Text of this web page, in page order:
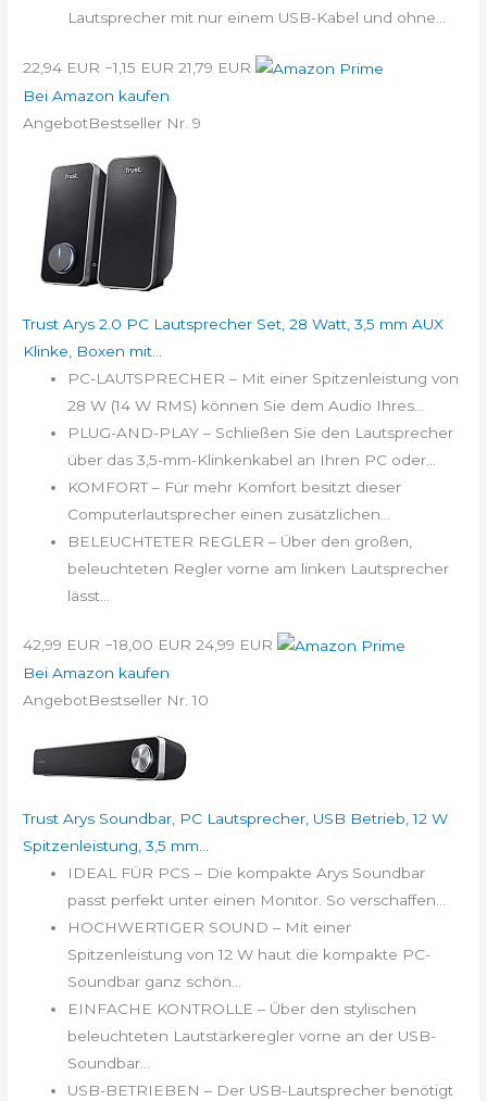
Lautsprecher mit nur einem USB-Kabel und ohne...
22,94 EUR −1,15 EUR 21,79 EUR
Bei Amazon kaufen
AngebotBestseller Nr. 9
Trust Arys 2.0 PC Lautsprecher Set, 28 Watt, 3,5 mm AUX
Klinke, Boxen mit...
PC-LAUTSPRECHER – Mit einer Spitzenleistung von
28 W (14 W RMS) können Sie dem Audio Ihres...
PLUG-AND-PLAY – Schließen Sie den Lautsprecher
über das 3,5-mm-Klinkenkabel an Ihren PC oder...
KOMFORT – Für mehr Komfort besitzt dieser
Computerlautsprecher einen zusätzlichen...
BELEUCHTETER REGLER – Über den großen,
beleuchteten Regler vorne am linken Lautsprecher
lässt...
42,99 EUR −18,00 EUR 24,99 EUR
Bei Amazon kaufen
AngebotBestseller Nr. 10
Trust Arys Soundbar, PC Lautsprecher, USB Betrieb, 12 W
Spitzenleistung, 3,5 mm...
IDEAL FÜR PCS – Die kompakte Arys Soundbar
passt perfekt unter einen Monitor. So verschaffen...
HOCHWERTIGER SOUND – Mit einer
Spitzenleistung von 12 W haut die kompakte PC-
Soundbar ganz schön...
EINFACHE KONTROLLE – Über den stylischen
beleuchteten Lautstärkeregler vorne an der USB-
Soundbar...
USB-BETRIEBEN – Der USB-Lautsprecher benötigt